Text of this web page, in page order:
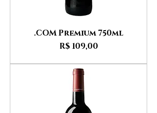
.COM Premium 750ml
Preço
R$ 109,00